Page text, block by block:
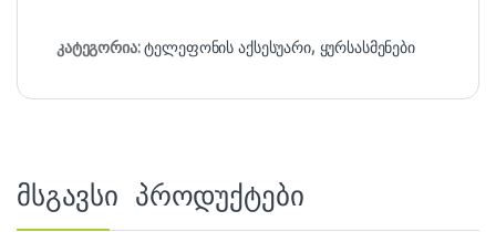
კატეგორია:ტელეფონის აქსესუარი, ყურსასმენები
მსგავსი პროდუქტები